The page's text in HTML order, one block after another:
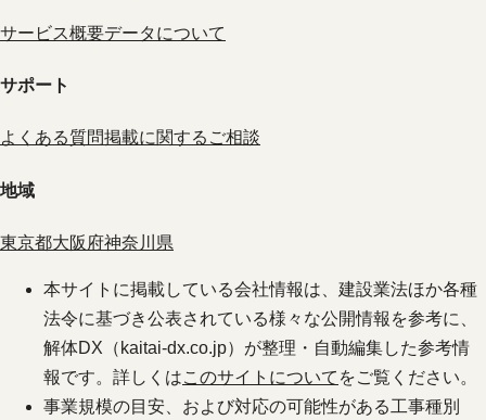
サービス概要データについて
サポート
よくある質問掲載に関するご相談
地域
東京都大阪府神奈川県
本サイトに掲載している会社情報は、建設業法ほか各種
法令に基づき公表されている様々な公開情報を参考に、
解体DX（kaitai-dx.co.jp）が整理・自動編集した参考情
報です。詳しくはこのサイトについて をご覧ください。
事業規模の目安、および対応の可能性がある工事種別